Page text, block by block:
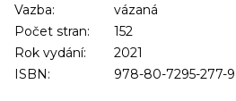
Vazba:
vázaná
Počet stran:
152
Rok vydání:
2021
ISBN:
978-80-7295-277-9